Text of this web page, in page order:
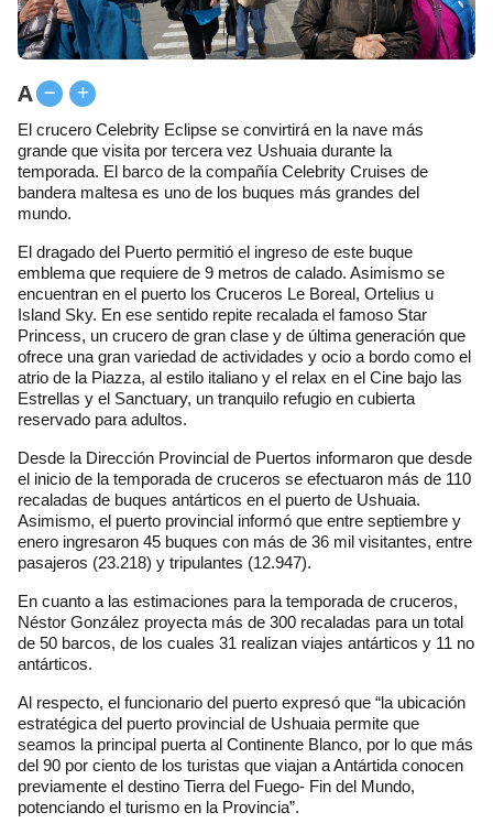
A
El crucero Celebrity Eclipse se convirtirá en la nave más
grande que visita por tercera vez Ushuaia durante la
temporada. El barco de la compañía Celebrity Cruises de
bandera maltesa es uno de los buques más grandes del
mundo.
El dragado del Puerto permitió el ingreso de este buque
emblema que requiere de 9 metros de calado. Asimismo se
encuentran en el puerto los Cruceros Le Boreal, Ortelius u
Island Sky. En ese sentido repite recalada el famoso Star
Princess, un crucero de gran clase y de última generación que
ofrece una gran variedad de actividades y ocio a bordo como el
atrio de la Piazza, al estilo italiano y el relax en el Cine bajo las
Estrellas y el Sanctuary, un tranquilo refugio en cubierta
reservado para adultos.
Desde la Dirección Provincial de Puertos informaron que desde
el inicio de la temporada de cruceros se efectuaron más de 110
recaladas de buques antárticos en el puerto de Ushuaia.
Asimismo, el puerto provincial informó que entre septiembre y
enero ingresaron 45 buques con más de 36 mil visitantes, entre
pasajeros (23.218) y tripulantes (12.947).
En cuanto a las estimaciones para la temporada de cruceros,
Néstor González proyecta más de 300 recaladas para un total
de 50 barcos, de los cuales 31 realizan viajes antárticos y 11 no
antárticos.
Al respecto, el funcionario del puerto expresó que “la ubicación
estratégica del puerto provincial de Ushuaia permite que
seamos la principal puerta al Continente Blanco, por lo que más
del 90 por ciento de los turistas que viajan a Antártida conocen
previamente el destino Tierra del Fuego- Fin del Mundo,
potenciando el turismo en la Provincia”.